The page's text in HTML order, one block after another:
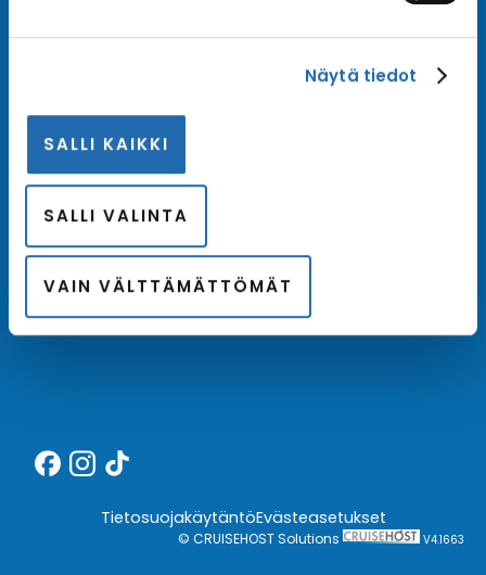
Näytä tiedot
SALLI KAIKKI
SALLI VALINTA
VAIN VÄLTTÄMÄTTÖMÄT
Meistä
Kotimainen asiantuntija
Hintatakuu
Finnair Plus
TietosuojakäytäntöEvästeasetukset
© CRUISEHOST Solutions V4.1663